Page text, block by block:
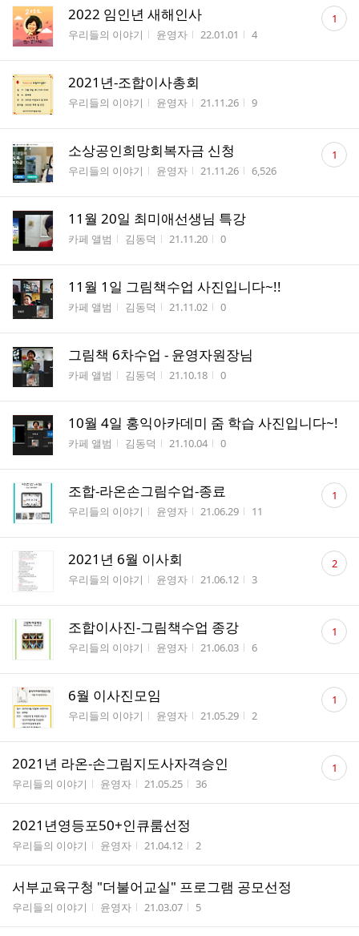
2022 임인년 새해인사
게시판명
우리들의 이야기 작성자
윤영자 작성시간
22.01.01 조회수
4
댓
글 1
2021년-조합이사총회
게시판명
우리들의 이야기 작성자
윤영자 작성시간
21.11.26 조회수
9
소상공인희망회복자금 신청
게시판명
우리들의 이야기 작성자
윤영자 작성시간
21.11.26 조회수
6,526
댓
글 1
11월 20일 최미애선생님 특강
게시판명
카페 앨범 작성자
김동덕 작성시간
21.11.20 조회수
0
11월 1일 그림책수업 사진입니다~!!
게시판명
카페 앨범 작성자
김동덕 작성시간
21.11.02 조회수
0
그림책 6차수업 - 윤영자원장님
게시판명
카페 앨범 작성자
김동덕 작성시간
21.10.18 조회수
0
10월 4일 홍익아카데미 줌 학습 사진입니다~!
게시판명
카페 앨범 작성자
김동덕 작성시간
21.10.04 조회수
0
조합-라온손그림수업-종료
게시판명
우리들의 이야기 작성자
윤영자 작성시간
21.06.29 조회수
11
댓
글 1
2021년 6월 이사회
게시판명
우리들의 이야기 작성자
윤영자 작성시간
21.06.12 조회수
3
댓
글 2
조합이사진-그림책수업 종강
게시판명
우리들의 이야기 작성자
윤영자 작성시간
21.06.03 조회수
6
댓
글 1
6월 이사진모임
게시판명
우리들의 이야기 작성자
윤영자 작성시간
21.05.29 조회수
2
댓
글 1
2021년 라온-손그림지도사자격승인
게시판명
우리들의 이야기 작성자
윤영자 작성시간
21.05.25 조회수
36
댓
글 1
2021년영등포50+인큐룸선정
게시판명
우리들의 이야기 작성자
윤영자 작성시간
21.04.12 조회수
2
서부교육구청 "더불어교실" 프로그램 공모선정
게시판명
우리들의 이야기 작성자
윤영자 작성시간
21.03.07 조회수
5